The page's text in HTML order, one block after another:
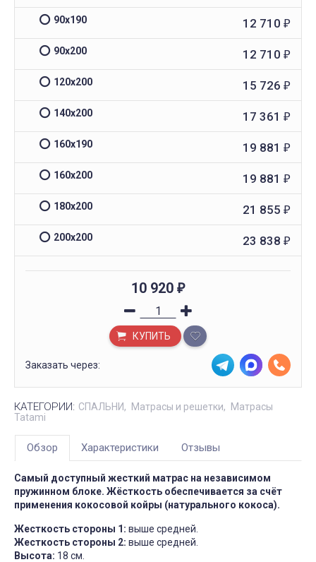
90х190 12 710 ₽
90х200 12 710 ₽
120х200 15 726 ₽
140х200 17 361 ₽
160х190 19 881 ₽
160х200 19 881 ₽
180х200 21 855 ₽
200х200 23 838 ₽
10 920 ₽
КУПИТЬ
Заказать через:
КАТЕГОРИИ: СПАЛЬНИ Матрасы и решетки
Матрасы
Tatami
Обзор Характеристики Отзывы
Самый доступный жесткий матрас на независимом
пружинном блоке. Жёсткость обеспечивается за счёт
применения кокосовой койры (натурального кокоса).
Жесткость стороны 1: выше средней.
Жесткость стороны 2: выше средней.
Высота: 18 см.